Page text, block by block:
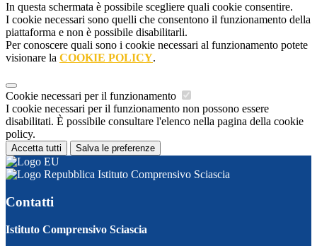
In questa schermata è possibile scegliere quali cookie consentire.
I cookie necessari sono quelli che consentono il funzionamento della
piattaforma e non è possibile disabilitarli.
Per conoscere quali sono i cookie necessari al funzionamento potete
visionare la COOKIE POLICY.
Cookie necessari per il funzionamento
I cookie necessari per il funzionamento non possono essere
disabilitati. È possibile consultare l'elenco nella pagina della cookie
policy.
Accetta tutti Salva le preferenze
Istituto Comprensivo Sciascia
Contatti
Istituto Comprensivo Sciascia